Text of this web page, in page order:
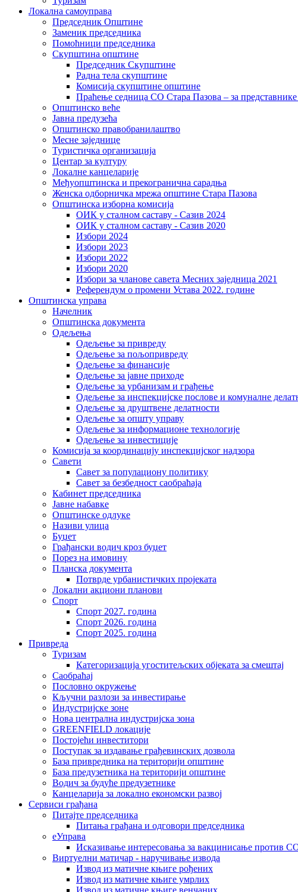
Локална самоуправа
Председник Општине
Заменик председника
Помоћници председника
Скупштина општине
Председник Скупштине
Радна тела скупштине
Комисија скупштине општине
Праћење седница СО Стара Пазова – за представнике
Општинско веће
Јавна предузећа
Општинско правобранилаштво
Месне заједнице
Туристичка организација
Центaр за културу
Локалне канцеларије
Међуопштинска и прекогранична сарадња
Женска одборничка мрежа општине Стара Пазова
Општинска изборна комисија
ОИК у сталном саставу - Сазив 2024
ОИК у сталном саставу - Сазив 2020
Избори 2024
Избори 2023
Избори 2022
Избори 2020
Избори за чланове савета Месних заједница 2021
Референдум о промени Устава 2022. године
Општинска управа
Начелник
Општинска документа
Одељења
Одељење за привреду
Одељење за пољопривреду
Одељење за финансије
Одељење за јавне приходе
Одељење за урбанизам и грађење
Одељење за инспекцијске послове и комуналне
Одељење за друштвене делатности
Одељење за општу управу
Одељење за информационе технологије
Одељење за инвестиције
Комисија за координацију инспекцијског надзора
Савети
Савет за популациону политику
Савет за безбедност саобраћаја
Кабинет председника
Јавне набавке
Општинске одлуке
Називи улица
Буџет
Грађански водич кроз буџет
Порез на имовину
Планска документа
Потврде урбанистичких пројеката
Локални акциони планови
Спорт
Спорт 2027. година
Спорт 2026. година
Спорт 2025. година
Привреда
Туризам
Категоризација угоститељских објеката за смештај
Саобраћај
Пословно окружење
Кључни разлози за инвестирање
Индустријске зоне
Нова централна индустријска зона
GREENFIELD локације
Постојећи инвеститори
Поступак за издавање грађевинских дозвола
База привредника на територији општине
База предузетника на територији општине
Водич за будуће предузетнике
Канцеларија за локално економски развој
Сервиси грађана
Питајте председника
Питања грађана и одговори председника
еУправа
Исказивање интересовања за вакцинисање против
Виртуелни матичар - наручивање извода
Извод из матичне књиге рођених
Извод из матичне књиге умрлих
Извод из матичне књиге венчаних